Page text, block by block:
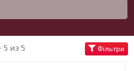
5 из 5 Фільтри